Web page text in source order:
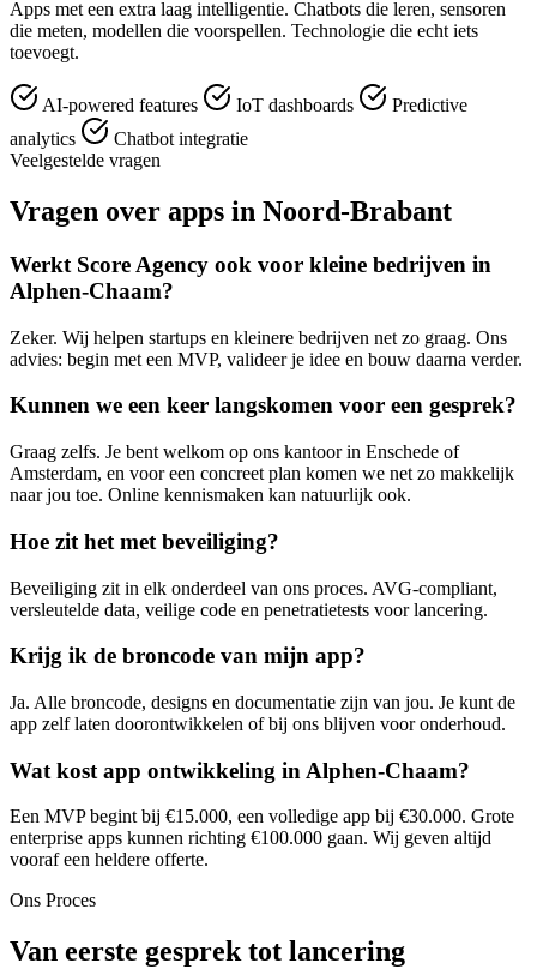
Apps met een extra laag intelligentie. Chatbots die leren, sensoren
die meten, modellen die voorspellen. Technologie die echt iets
toevoegt.
AI-powered features IoT dashboards
Predictive
analytics
Chatbot integratie
Veelgestelde vragen
Vragen over apps in Noord-Brabant
Werkt Score Agency ook voor kleine bedrijven in
Alphen-Chaam?
Zeker. Wij helpen startups en kleinere bedrijven net zo graag. Ons
advies: begin met een MVP, valideer je idee en bouw daarna verder.
Kunnen we een keer langskomen voor een gesprek?
Graag zelfs. Je bent welkom op ons kantoor in Enschede of
Amsterdam, en voor een concreet plan komen we net zo makkelijk
naar jou toe. Online kennismaken kan natuurlijk ook.
Hoe zit het met beveiliging?
Beveiliging zit in elk onderdeel van ons proces. AVG-compliant,
versleutelde data, veilige code en penetratietests voor lancering.
Krijg ik de broncode van mijn app?
Ja. Alle broncode, designs en documentatie zijn van jou. Je kunt de
app zelf laten doorontwikkelen of bij ons blijven voor onderhoud.
Wat kost app ontwikkeling in Alphen-Chaam?
Een MVP begint bij €15.000, een volledige app bij €30.000. Grote
enterprise apps kunnen richting €100.000 gaan. Wij geven altijd
vooraf een heldere offerte.
Ons Proces
Van eerste gesprek tot lancering